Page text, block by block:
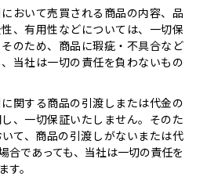
おいて売買される商品の内容、品
、有用性などについては、一切保
のため、商品に瑕疵・不具合など
当社は一切の責任を負わないもの
関する商品の引渡しまたは代金の
、一切保証いたしません。そのた
て、商品の引渡しがないまたは代
合であっても、当社は一切の責任を
す。